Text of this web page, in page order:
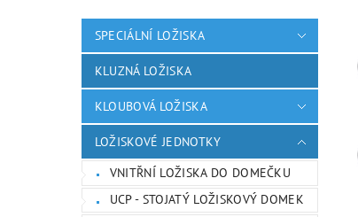
SPECIÁLNÍ LOŽISKA
KLUZNÁ LOŽISKA
KLOUBOVÁ LOŽISKA
LOŽISKOVÉ JEDNOTKY
VNITŘNÍ LOŽISKA DO DOMEČKU
UCP - STOJATÝ LOŽISKOVÝ DOMEK